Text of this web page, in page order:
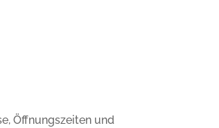
Öffnungszeiten und